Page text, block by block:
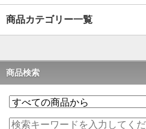
商品カテゴリー一覧
商品検索